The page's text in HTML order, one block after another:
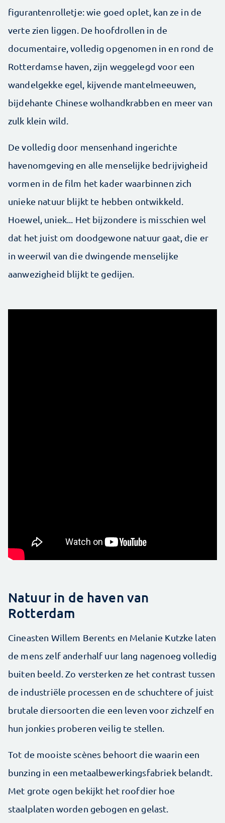
figuranten­rolletje: wie goed oplet, kan ze in de
verte zien liggen. De hoofdrollen in de
documentaire, volledig opgenomen in en rond de
Rotterdamse haven, zijn weggelegd voor een
wandel­gekke egel, kijvende mantelmeeuwen,
bijdehante Chinese wolhandkrabben en meer van
zulk klein wild.
De volledig door mensenhand ingerichte
havenomgeving en alle menselijke bedrijvigheid
vormen in de film het kader waarbinnen zich
unieke natuur blijkt te hebben ontwikkeld.
Hoewel, uniek... Het bijzondere is misschien wel
dat het juist om doodgewone natuur gaat, die er
in weerwil van die dwingende menselijke
aanwezigheid blijkt te gedijen.
Natuur in de haven van
Rotterdam
Cineasten Willem Berents en Melanie Kutzke laten
de mens zelf anderhalf uur lang nagenoeg volledig
buiten beeld. Zo versterken ze het contrast tussen
de industriële processen en de schuchtere of juist
brutale diersoorten die een leven voor zichzelf en
hun jonkies proberen veilig te stellen.
Tot de mooiste scènes behoort die waarin een
bunzing in een metaalbewerkings­fabriek belandt.
Met grote ogen bekijkt het roofdier hoe
staalplaten worden gebogen en gelast.